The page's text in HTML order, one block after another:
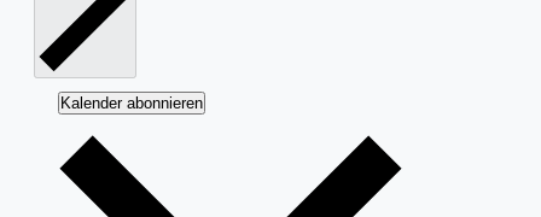
Kalender abonnieren